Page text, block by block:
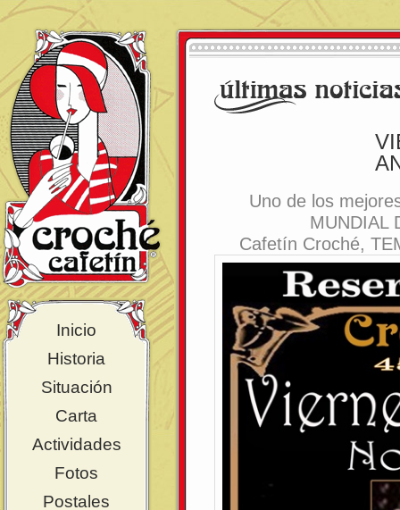
Inicio
Historia
Situación
Carta
Actividades
Fotos
Postales
Uno de los
MUNDIAL
Cafetín Croché,